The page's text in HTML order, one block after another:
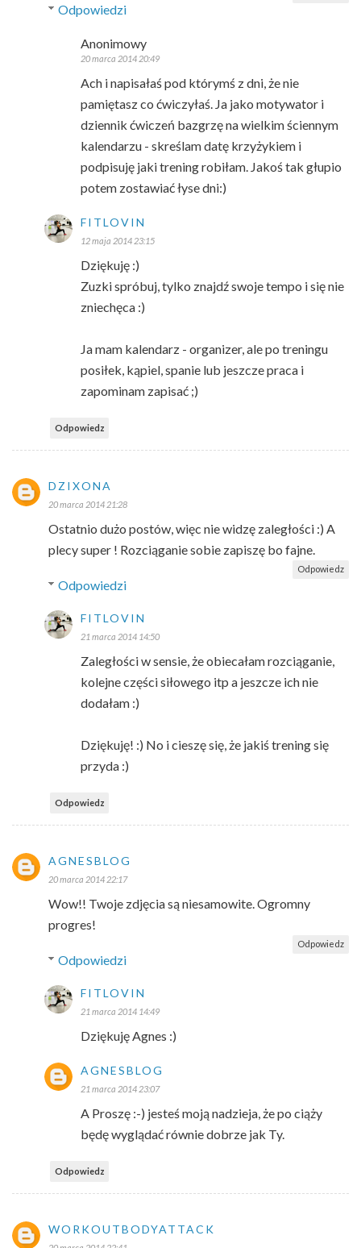
Odpowiedzi
Anonimowy
20 marca 2014 20:49
Ach i napisałaś pod którymś z dni, że nie
pamiętasz co ćwiczyłaś. Ja jako motywator i
dziennik ćwiczeń bazgrzę na wielkim ściennym
kalendarzu - skreślam datę krzyżykiem i
podpisuję jaki trening robiłam. Jakoś tak głupio
potem zostawiać łyse dni:)
FITLOVIN
12 maja 2014 23:15
Dziękuję :)
Zuzki spróbuj, tylko znajdź swoje tempo i się nie
zniechęca :)
Ja mam kalendarz - organizer, ale po treningu
posiłek, kąpiel, spanie lub jeszcze praca i
zapominam zapisać ;)
Odpowiedz
DZIXONA
20 marca 2014 21:28
Ostatnio dużo postów, więc nie widzę zaległości :) A
plecy super ! Rozciąganie sobie zapiszę bo fajne.
Odpowiedz
Odpowiedzi
FITLOVIN
21 marca 2014 14:50
Zaległości w sensie, że obiecałam rozciąganie,
kolejne części siłowego itp a jeszcze ich nie
dodałam :)
Dziękuję! :) No i cieszę się, że jakiś trening się
przyda :)
Odpowiedz
AGNESBLOG
20 marca 2014 22:17
Wow!! Twoje zdjęcia są niesamowite. Ogromny
progres!
Odpowiedz
Odpowiedzi
FITLOVIN
21 marca 2014 14:49
Dziękuję Agnes :)
AGNESBLOG
21 marca 2014 23:07
A Proszę :-) jesteś moją nadzieja, że po ciąży
będę wyglądać równie dobrze jak Ty.
Odpowiedz
WORKOUTBODYATTACK